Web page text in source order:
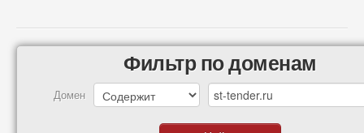
Фильтр по доменам
Домен